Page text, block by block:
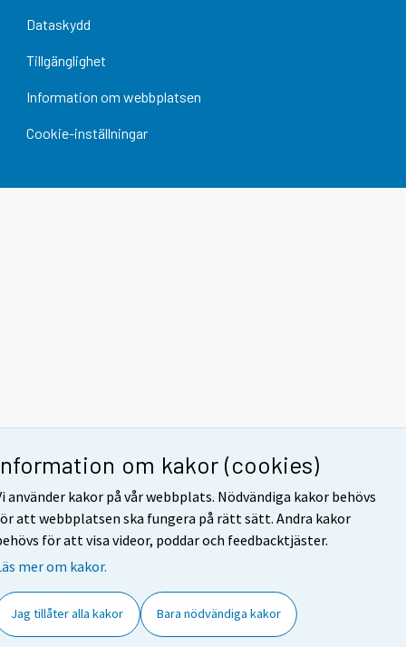
om kakor (cookies)
använder kakor på vår webbplats. Nödvändiga kakor behövs
att webbplatsen ska fungera på rätt sätt. Andra kakor
för att visa videor, poddar och feedbacktjäster.
mer om kakor.
Jag tillåter alla kakor Bara nödvändiga kakor
Dataskydd
Tillgänglighet
Information om webbplatsen
Cookie-inställningar